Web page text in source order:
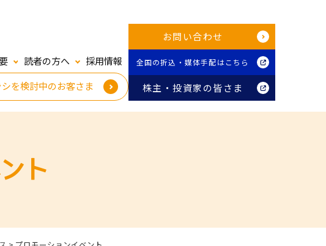
読者の方へ
採用情報
を検討中のお客さま
お問い合わせ
全国の折込・媒体手配はこちら
株主・投資家の皆さま
ト